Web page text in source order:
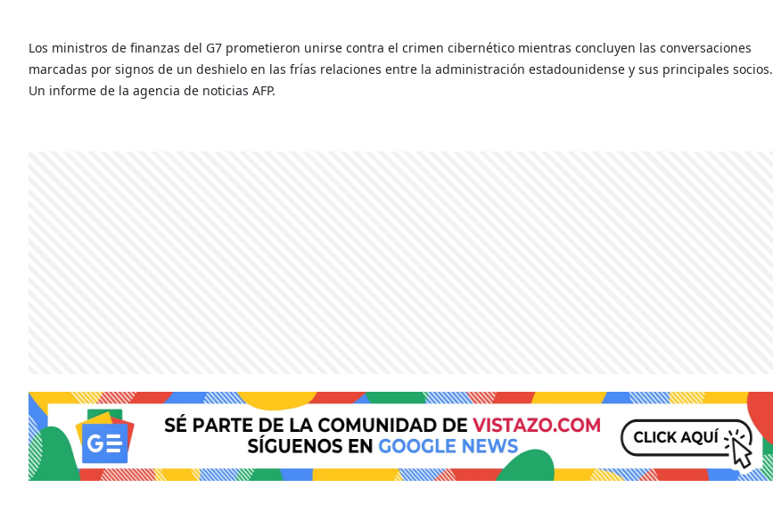
Los ministros de finanzas del G7 prometieron unirse contra el crimen cibernético mientras concluyen las conversaciones
marcadas por signos de un deshielo en las frías relaciones entre la administración estadounidense y sus principales socios.
Un informe de la agencia de noticias AFP.